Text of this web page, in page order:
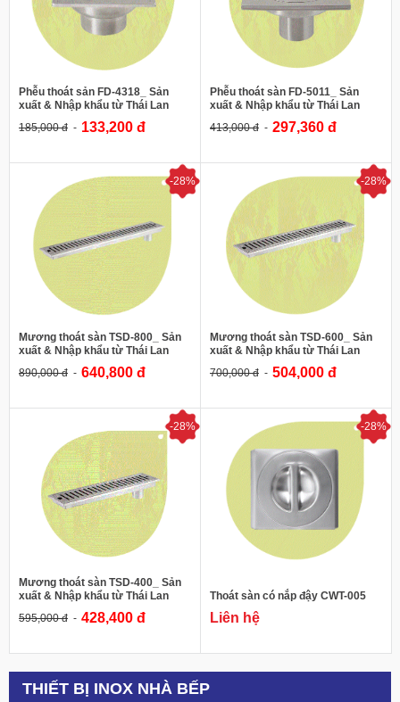
Thương hiệu: WS
Vật liệu:
SS-304
Tên sản phẩm:Phễu thoát sản
Mã sản phẩm
Phụ kiện inox nhà tắm
XEM CHI TIẾT
Phễu thoát sản FD-4318_ Sản
xuất & Nhập khẩu từ Thái Lan
185,000 đ
133,200 đ
Thương hiệu: WS
Vật liệu:
SS-304
Tên sản phẩm:
Phễu thoát sàn
Mã sản phẩm
Phụ kiện inox nhà tắm
XEM CHI TIẾT
Phễu thoát sàn FD-5011_ Sản
xuất & Nhập khẩu từ Thái Lan
413,000 đ
297,360 đ
-28%
890,000 đ
Thương hiệu:WS
Xuất xứ:
Thái Lan
Vật liệu:
SS-304
Tên sản phẩm:Mương thoát sàn
Mã sản phẩm
: TSD-800
Phụ kiện inox nhà tắm
XEM CHI TIẾT
Mương thoát sàn TSD-800_ Sản
xuất & Nhập khẩu từ Thái Lan
890,000 đ
640,800 đ
-28%
700,000 đ
Thương hiệu: WS
Xuất xứ:
Vật liệu:
SS-304
Tên sản phẩm:
Mã sản phẩm
Phụ kiện inox nhà tắm
XEM CHI TIẾT
Mương thoát sàn TSD-600_ Sản
xuất & Nhập khẩu từ Thái Lan
700,000 đ
504,000 đ
-28%
595,000 đ
Thương hiệu: WS
Xuất xứ:Thái Lan
Vật liệu: SS-304
Tên sản phẩm:Mương thoát sàn
Mã sản phẩm : TSD-400
XEM CHI TIẾT
Mương thoát sàn TSD-400_ Sản
xuất & Nhập khẩu từ Thái Lan
595,000 đ
428,400 đ
-28%
Liên hệ
Thương hiệu: WS
Xuất xứ:Thái Lan
Vật liệu:
SS-304
Tên sản phẩm:
Thoát sàn có nắp
Mã sản phẩm
: CWT-005
Phụ kiện inox nhà tắm
XEM CHI TIẾT
Thoát sàn có nắp đậy CWT-005
Liên hệ
THIẾT BỊ INOX NHÀ BẾP